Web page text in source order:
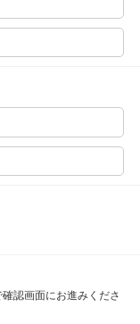
認画面にお進みくださ